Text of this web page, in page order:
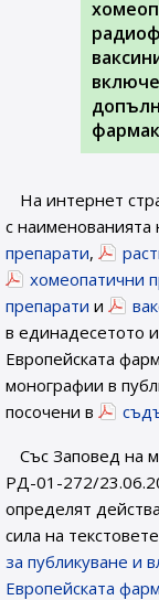
На интернет
с наименованията
препарати,
хомеопатични
препарати и
в единадесетото
Европейската
монографии в
посочени в
Със Заповед на
РД-01-272/
определят
сила на
за публикуване и
Европейската